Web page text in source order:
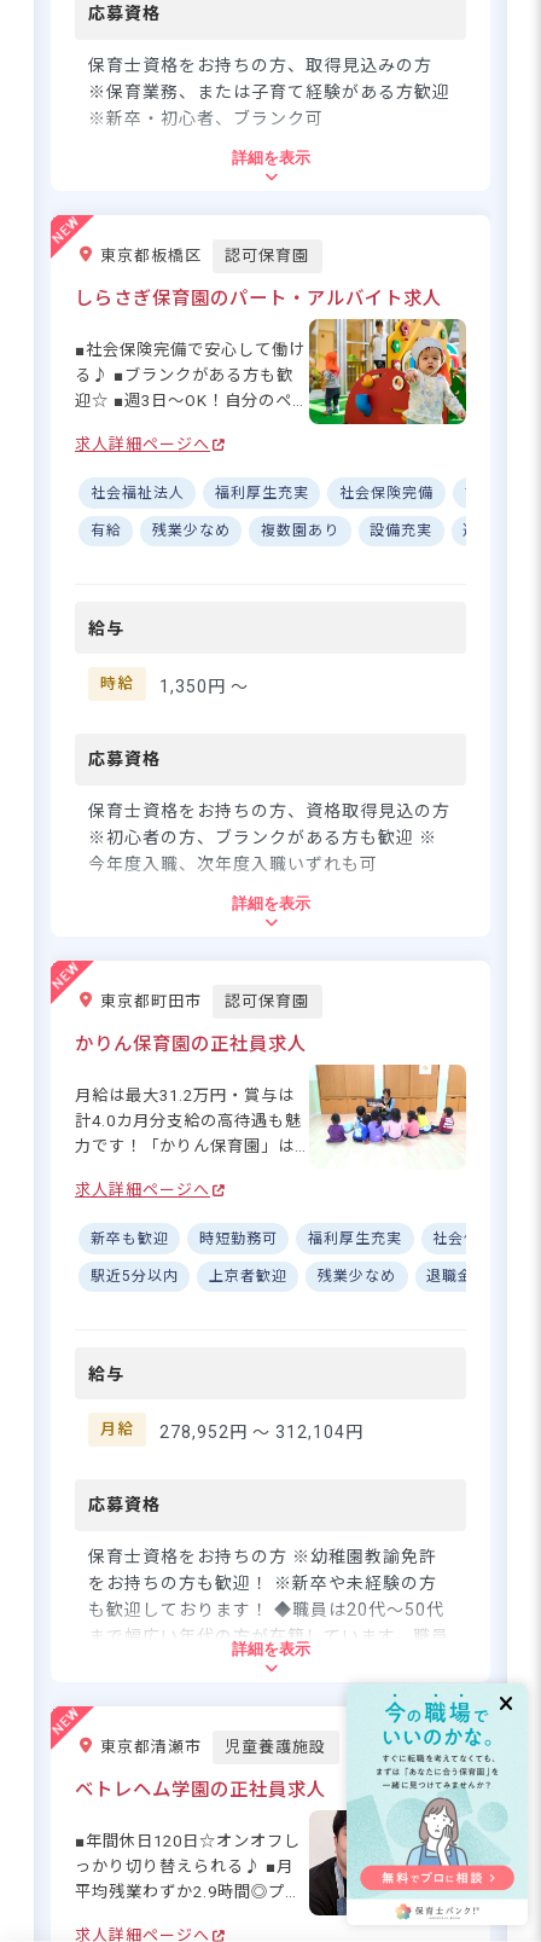
う社風があるため、困ったこ
安心感があります♪ ーー【無
理なく長く続けられる手厚い
待遇面◎】 オランジェナーサ
きやすさです。年間休日は126
トも大切にできます。さらに
残業は一切ありませんので、
終業後の予定も立てやすくメ
リハリを持って働けます。駅
通勤ストレスが少ないのも嬉
しいポイントです。昇給や年2
回の賞与もあり、頑張りをし
います◎
応募資格
保育士資格をお持ちの方、取得見込みの方
※保育業務、または子育て経験がある方歓迎
※新卒・初心者、ブランク可
F
都電荒川線「荒川遊園地前駅」徒歩5分
※自転車通勤OK、マイカー通勤不可
■近隣エリアからのアクセスをご紹介
北区（赤羽周辺）から：約13分 「赤羽
可能です。
台東区（上野周辺）から：約15分 「上野
駅」からJRで1駅7分。主要駅からのアク
舎人ライナー「熊野前駅」経由でスグ。
埼玉県（川口市周辺）から：約20〜25分
「川口駅」から赤羽乗り換えで20分程
です。
埼玉県（草加市周辺）から：約40〜45分
遠方からの方には、荒川区の「借り上げ
社宅制度（家賃補助）」を利用した引越
し・入居サポートも相談に乗ります！
月給26.5万円以上で年休126日！
さらに詳しい
求人情報 へ
希望に合う求人の
詳細を表示
東京都板橋区 認可保育園
しらさぎ保育園のパート・アルバイト求人
■社会保険完備で安心して働け
る♪ ■ブランクがある方も歓
迎☆ ■週3日～OK！自分のペー
しっかり稼げる！ ーー【子ど
もたちの笑顔があふれる温か
な保育園】 しらさぎ保育園で
は、子どもたち一人ひとりの
どもたちの姿を一緒に見守り
も、保育の経験がなくても大
丈夫！温かいスタッフがしっ
祉法人興善会が運営する複数
った環境で働くことができま
すよ◎ ーー【あなたのライフ
スタイルに合わせて働ける職
時間で」「家事と両立した
タイルに合わせた働き方がで
きるのが魅力です！週3日から
OKなので、無理なく続けられ
ます♪ 時給1,350円で、しっか
☆ 社会保険完備で福利厚生も
充実しているので、長く安心
して働ける環境です。初心者
募ください。
求人詳細ページへ
社会福祉法人 福利厚生充実 社会保険完備 ブランク
有給 残業少なめ 複数園あり 設備充実 週2.3日
給与
時給 1,350円 〜
応募資格
保育士資格をお持ちの方、資格取得見込の方
※初心者の方、ブランクがある方も歓迎 ※
今年度入職、次年度入職いずれも可
都営地下鉄三田線「西高島平駅」より徒
東武東上線「成増駅」より徒歩15分
週3日～、ブランクも初心者も大歓
迎！
希望に合う求人の
詳細を表示
東京都町田市 認可保育園
かりん保育園の正社員求人
月給は最大31.2万円・賞与は
計4.0カ月分支給の高待遇も魅
力です！「かりん保育園」は
の小高い場所に位置していま
す。自然が豊かな場所ですの
で、園の近くには子どもたち
が思い切り遊べる公園がたく
がらたくさんの自然に触れ合
に、心も体ものびのびと保育
をしてみませんか？
求人詳細ページへ
新卒も歓迎 時短勤務可 福利厚生充実 社会保険完備
駅近5分以内 上京者歓迎 残業少なめ 退職金制度
給与
月給 278,952円 〜312,104円
応募資格
保育士資格をお持ちの方 ※幼稚園教諭免許
をお持ちの方も歓迎！ ※新卒や未経験の方
も歓迎しております！ ◆職員は20代～50代
まで幅広い年代の方が在籍しています。職員
同士で積極的にコミュニケーションを取って
いるので、自分の意見が言いやすい雰囲気で
す。
住所
東京都町田市小山ヶ丘1-10-2
京王線「多摩境駅」徒歩20分または車で
6分／神奈川中央バス「多摩境通り北」
詳細を表示
東京都清瀬市 児童養護施設
ベトレヘム学園の正社員求人
■年間休日120日☆オンオフし
っかり切り替えられる♪ ■月
平均残業わずか2.9時間◎プラ
求人詳細ページへ